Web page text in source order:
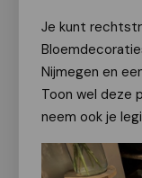
Je kunt
Nijmegen en
Toon wel deze
neem ook je